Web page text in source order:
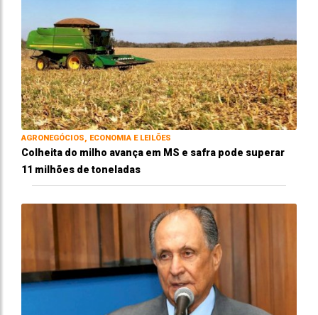
AGRONEGÓCIOS, ECONOMIA E LEILÕES
Colheita do milho avança em MS e safra pode superar
11 milhões de toneladas